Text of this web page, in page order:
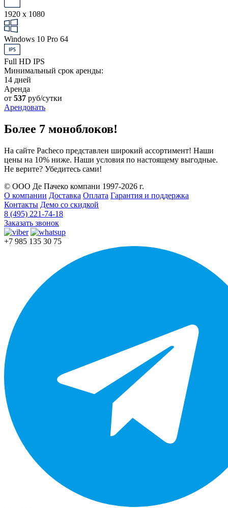
1920 x 1080
Windows 10 Pro 64
Full HD IPS
Минимальный срок аренды:
14 дней
Аренда
от 537 руб/сутки
Арендовать
Более 7 моноблоков!
На сайте Pacheco представлен широкий ассортимент! Наши
цены на 10% ниже. Наши условия по настоящему выгодные.
Не верите? Убедитесь сами!
© ООО Де Пачеко компани 1997-2026 г.
О компании Доставка Оплата Гарантия и поддержка
Контакты Демо со скидкой
8 (495) 221-74-18
Заказать звонок
+7 985 135 30 75